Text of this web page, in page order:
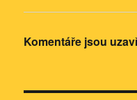
Komentáře jsou